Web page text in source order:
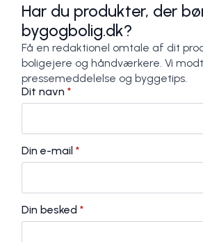
Har du produkter, der
bygogbolig.dk?
Få en redaktionel omtale af dit
boligejere og håndværkere. Vi
pressemeddelelse og byggetips.
Dit navn *
Din e-mail *
Din besked *